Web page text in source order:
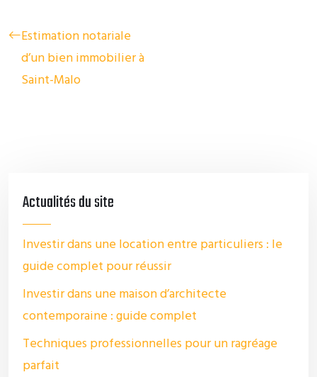
Estimation notariale
d’un bien immobilier à
Saint-Malo
Actualités du site
Investir dans une location entre particuliers : le
guide complet pour réussir
Investir dans une maison d’architecte
contemporaine : guide complet
Techniques professionnelles pour un ragréage
parfait